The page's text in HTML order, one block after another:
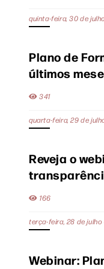
quinta-feira, 30 de
Plano de
últimos
341
quarta-feira, 29 de
Reveja o
166
terça-feira, 28 de
Webinar: